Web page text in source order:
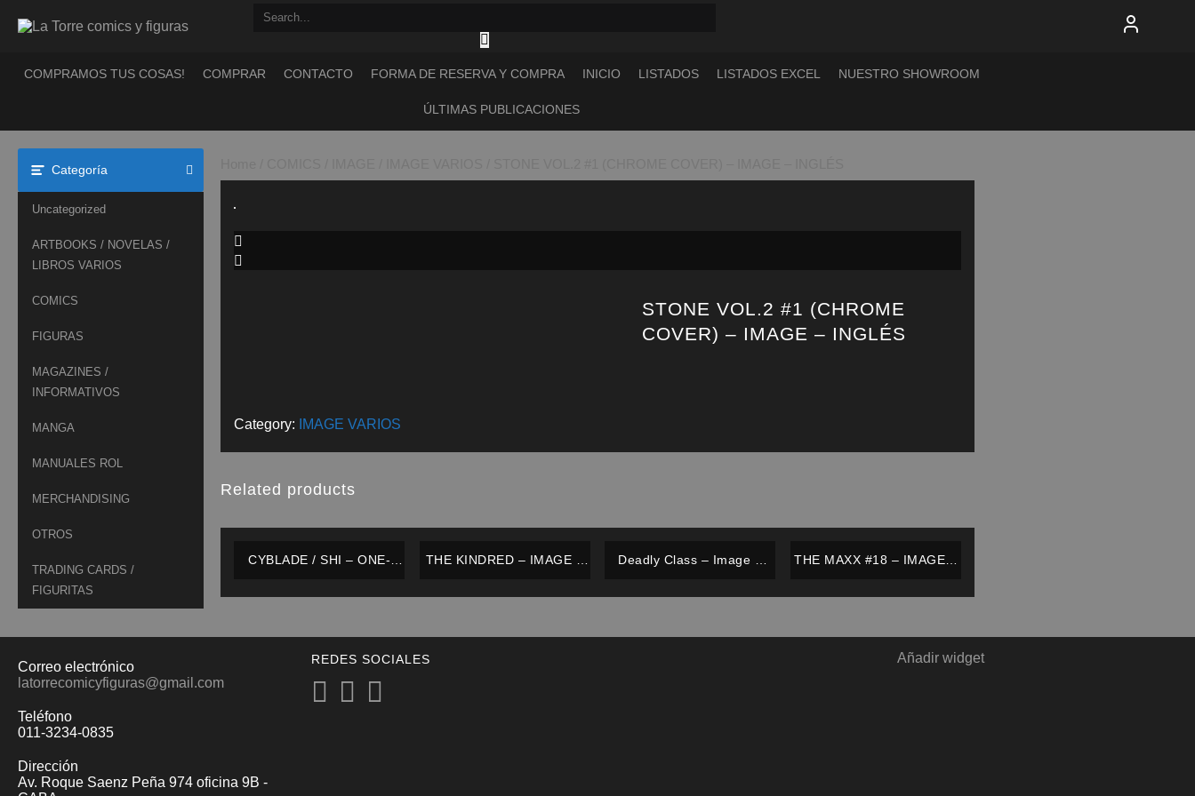
COMPRAMOS TUS COSAS! COMPRAR CONTACTO FORMA DE RESERVA Y COMPRA INICIO LISTADOS LISTADOS EXCEL NUESTRO SHOWROOM
ÚLTIMAS PUBLICACIONES
Categoría
Uncategorized
ARTBOOKS / NOVELAS /
LIBROS VARIOS
COMICS
FIGURAS
MAGAZINES /
INFORMATIVOS
MANGA
MANUALES ROL
MERCHANDISING
OTROS
TRADING CARDS /
FIGURITAS
STONE VOL.2 #1 (CHROME
COVER) – IMAGE – INGLÉS
Category: IMAGE VARIOS
Related products
CYBLADE / SHI – ONE-
THE KINDRED – IMAGE –
INGLÉS
Deadly Class – Image –
THE MAXX #18 – IMAGE –
Correo electrónico
latorrecomicyfiguras@gmail.com
Teléfono
011-3234-0835
Dirección
Av. Roque Saenz Peña 974 oficina 9B -
REDES SOCIALES Añadir widget